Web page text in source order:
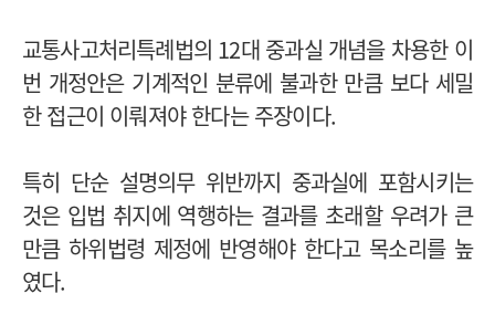
교통사고처리특례법의 12대 중과실 개념을 차용한 이
번 개정안은 기계적인 분류에 불과한 만큼 보다 세밀
한 접근이 이뤄져야 한다는 주장이다.
특히 단순 설명의무 위반까지 중과실에 포함시키는
것은 입법 취지에 역행하는 결과를 초래할 우려가 큰
만큼 하위법령 제정에 반영해야 한다고 목소리를 높
였다.